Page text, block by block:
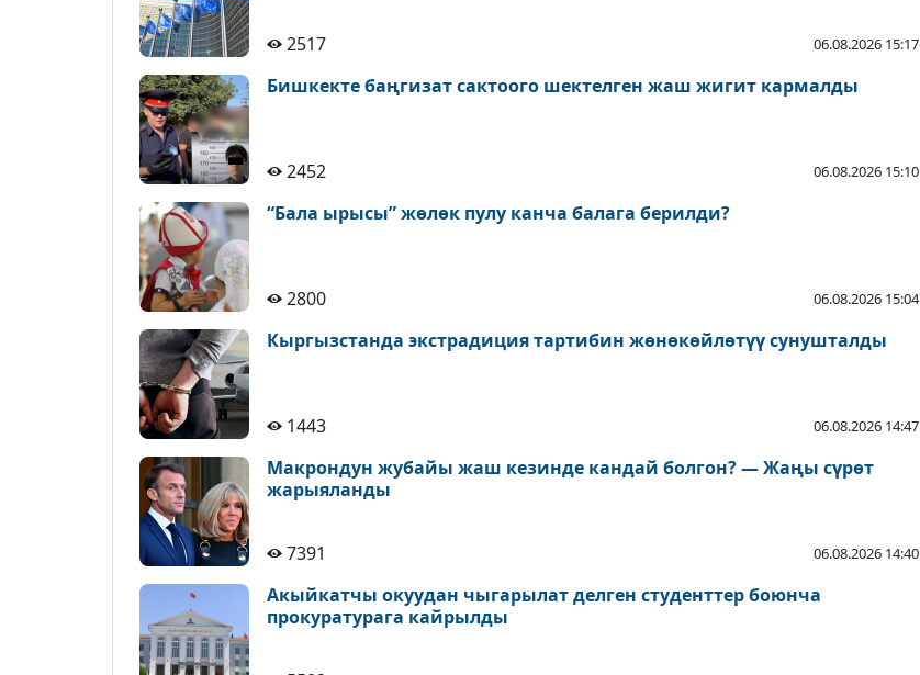
2517 06.08.2026 15:17
Бишкекте баңгизат сактоого шектелген жаш жигит кармалды
2452 06.08.2026 15:10
“Бала ырысы” жөлөк пулу канча балага берилди?
2800 06.08.2026 15:04
Кыргызстанда экстрадиция тартибин жөнөкөйлөтүү сунушталды
1443 06.08.2026 14:47
Макрондун жубайы жаш кезинде кандай болгон? — Жаңы сүрөт
жарыяланды
7391 06.08.2026 14:40
Акыйкатчы окуудан чыгарылат делген студенттер боюнча
прокуратурага кайрылды